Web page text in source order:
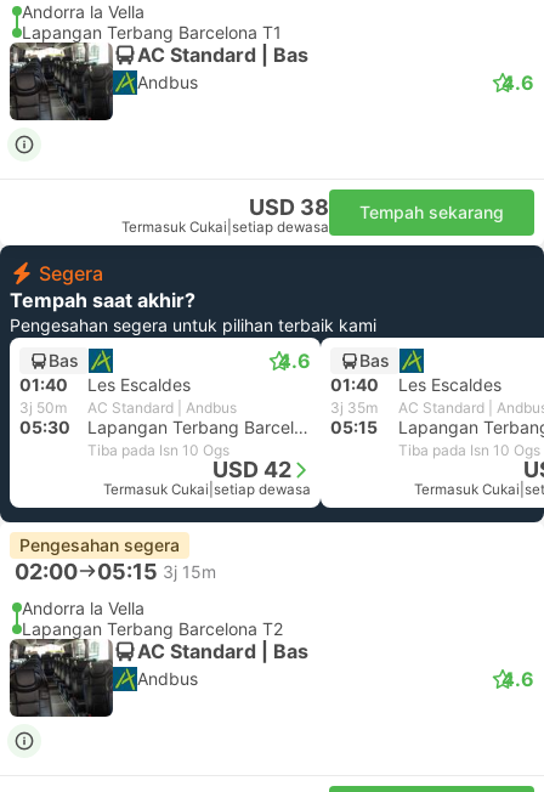
Andorra la Vella
Lapangan Terbang Barcelona T1
AC Standard | Bas
Andbus 4.6
USD 38
Termasuk Cukai setiap dewasa
Tempah sekarang
Segera
Tempah saat akhir?
Pengesahan segera untuk pilihan terbaik kami
Bas
4.6
01:40 Les Escaldes
3j 50m AC Standard | Andbus
05:30 Lapangan Terbang Barcelona T1
Tiba pada Isn 10 Ogs
USD 42
Termasuk Cukai setiap dewasa
Bas
01:40
Les Escaldes
3j 35m AC Standard |
05:15
Tiba pada Isn 10 Ogs
Termasuk Cukai
Pengesahan segera
02:00 05:15 3j 15m
Andorra la Vella
Lapangan Terbang Barcelona T2
AC Standard | Bas
Andbus 4.6